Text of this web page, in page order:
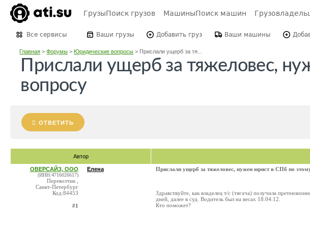
ГрузыПоиск грузов МашиныПоиск машин
Все сервисы Ваши грузы Добавить груз Ваши машины
Главная >Форумы >Юридические вопросы > Прислали ущерб за тя...
Прислали ущерб за тяжеловес,
вопросу
ОТВЕТИТЬ
Автор
ОВЕРСАЙЗ, ООО
(ИНН:4716026617)
Перевозчик ,
Санкт-Петербург
Код:84453
#1
Елена Прислали ущерб за тяжеловес, нужен юрист в СПб по
Здравствуйте, как владелец т/с (тягача) получила
дней, далее в суд. Водитель был на весах 18.04.12.
Кто поможет?